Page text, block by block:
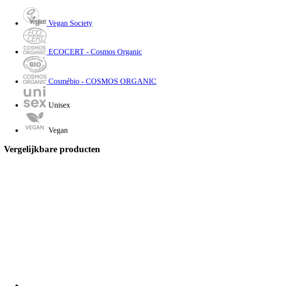
Vegan Society
ECOCERT - Cosmos Organic
Cosmébio - COSMOS ORGANIC
Unisex
Vegan
Vergelijkbare producten